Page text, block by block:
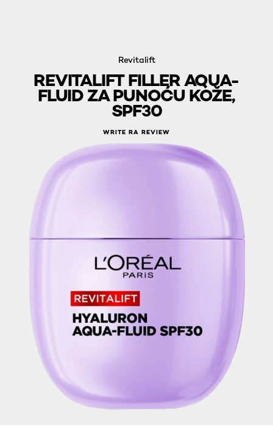
Revitalift
REVITALIFT FILLER AQUA-
FLUID ZA PUNOĆU KOŽE,
SPF30
WRITE RA REVIEW